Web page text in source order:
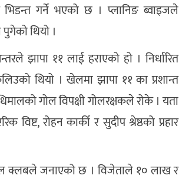
गर्ने भएको छ । प्लानिङ ब्वाइजले
थियो ।
झापा ११ लाई हराएको हो । निर्धारित
थियो । खेलमा झापा ११ का प्रशान्त
गोल विपक्षी गोलरक्षकले रोके । यता
विष्ट, रोहन कार्की र सुदीप श्रेष्ठको प्रहार
क्लबले जनाएको छ । विजेताले १० लाख र